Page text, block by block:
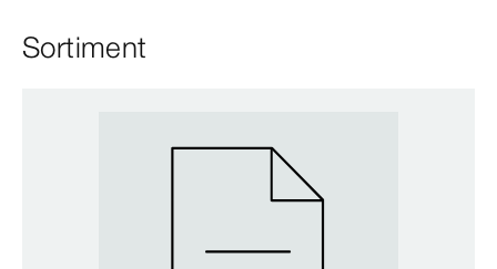
Sortiment